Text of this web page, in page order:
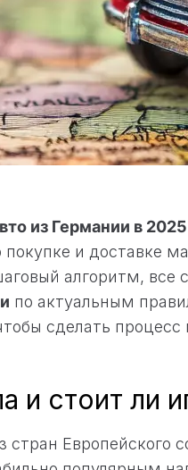
из Германии в
и доставке
алгоритм, все
по актуальным
сделать
и стоит ли
Европейского